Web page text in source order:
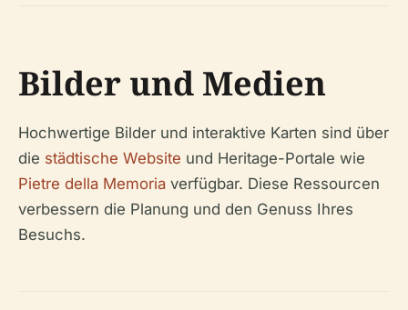
Bilder und Medien
Hochwertige Bilder und interaktive Karten sind über
die städtische Website und Heritage-Portale wie
Pietre della Memoria verfügbar. Diese Ressourcen
verbessern die Planung und den Genuss Ihres
Besuchs.